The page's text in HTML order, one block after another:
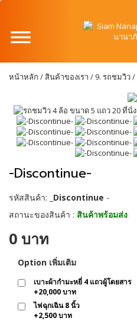
หน้าหลัก / สินค้าของเรา / 9. รถชมวิว/
-Discontinue-
รหัสสินค้า: _Discontinue -
สถานะของสินค้า : สินค้าพร้อมส่ง
0 บาท
Option เพิ่มเติม
เบาะผ้ากำมะหยี่ 4 แถวผู้โดยสาร
+20,000 บาท
ไฟฉุกเฉิน 8 นิ้ว
+2,500 บาท